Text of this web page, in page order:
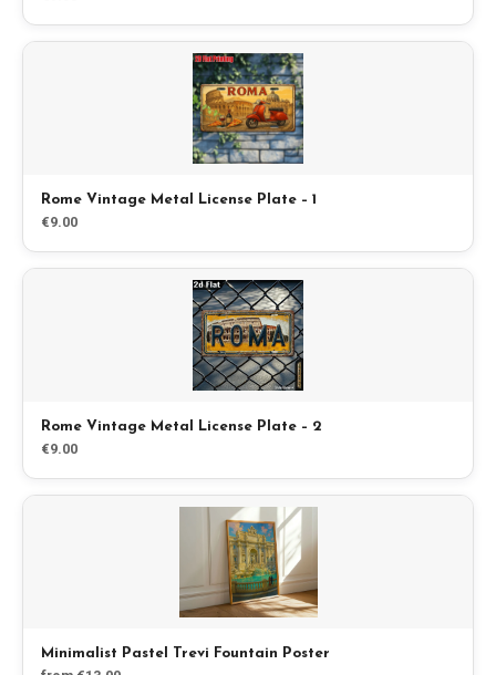
Rome Vintage Metal License Plate – 1
€9.00
Rome Vintage Metal License Plate – 2
€9.00
Minimalist Pastel Trevi Fountain Poster